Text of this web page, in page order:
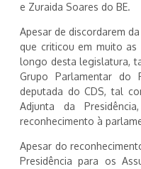
e Zuraida Soares do BE.
Apesar de discordarem
que criticou em muito
longo desta legislatura,
Grupo Parlamentar
deputada do CDS, tal
Adjunta da
reconhecimento à
Apesar do
Presidência para os